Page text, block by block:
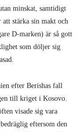
minskat, samtidigt
stärka sin makt och
D-marken) är så gott
som döljer sig
efter Berishas fall
till kriget i Kosovo.
visade sig vara
eftersom den